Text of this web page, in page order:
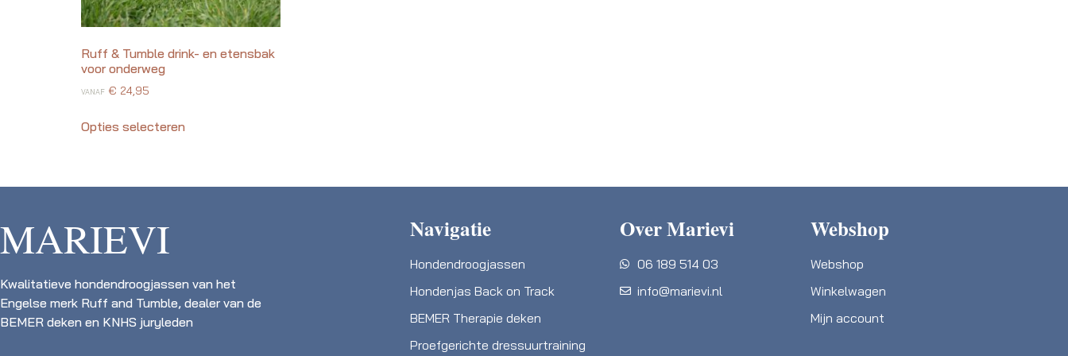
Ruff & Tumble drink- en etensbak
voor onderweg
VANAF € 24,95
Opties selecteren
MARIEVI
Kwalitatieve hondendroogjassen van het
Engelse merk Ruff and Tumble, dealer van de
BEMER deken en KNHS juryleden
Navigatie
Hondendroogjassen
Hondenjas Back on Track
BEMER Therapie deken
Proefgerichte dressuurtraining
Over Marievi
06 189 514 03
info@marievi.nl
Webshop
Webshop
Winkelwagen
Mijn account